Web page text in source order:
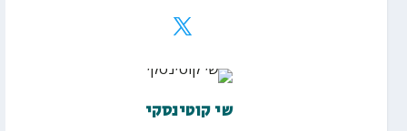
שי קוטינסקי